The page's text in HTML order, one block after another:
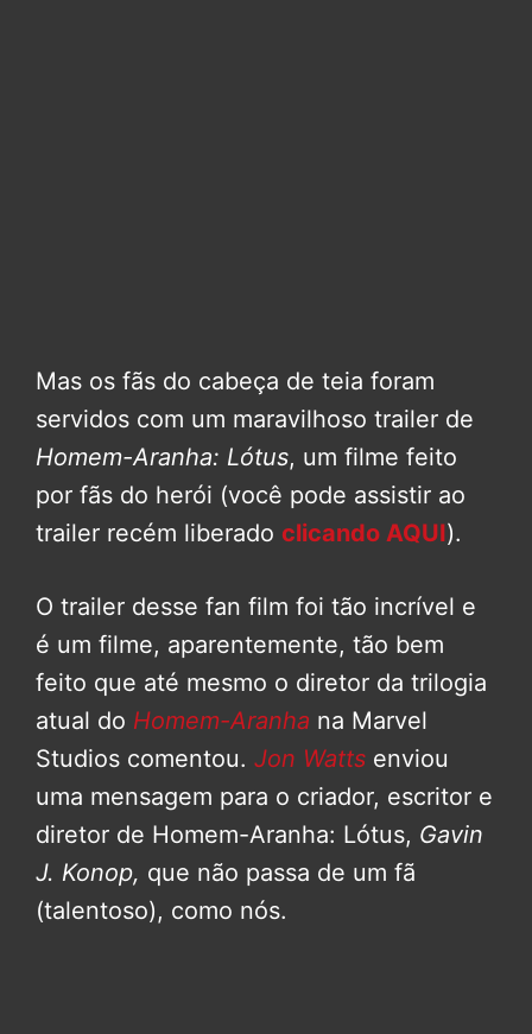
Mas os fãs do cabeça de teia foram
servidos com um maravilhoso trailer de
Homem-Aranha: Lótus, um filme feito
por fãs do herói (você pode assistir ao
trailer recém liberado clicando AQUI).
O trailer desse fan film foi tão incrível e
é um filme, aparentemente, tão bem
feito que até mesmo o diretor da trilogia
atual do Homem-Aranha na Marvel
Studios comentou. Jon Watts enviou
uma mensagem para o criador, escritor e
diretor de Homem-Aranha: Lótus, Gavin
J. Konop, que não passa de um fã
(talentoso), como nós.